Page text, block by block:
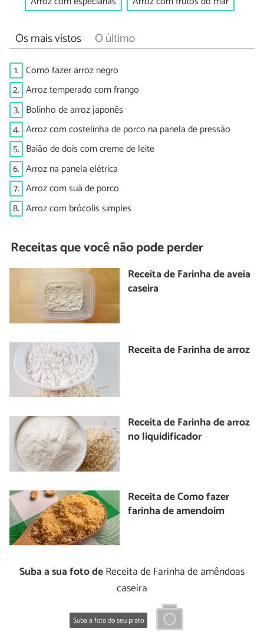
Os mais vistos O último
1. Como fazer arroz negro
2. Arroz temperado com frango
3. Bolinho de arroz japonês
4. Arroz com costelinha de porco na panela de pressão
5. Baião de dois com creme de leite
6. Arroz na panela elétrica
7. Arroz com suã de porco
8. Arroz com brócolis simples
Receitas que você não pode perder
Receita de Farinha de aveia
caseira
Receita de Farinha de arroz
Receita de Farinha de arroz
no liquidificador
Receita de Como fazer
farinha de amendoim
Suba a sua foto deReceita de Farinha de amêndoas
caseira
Suba a foto do seu prato